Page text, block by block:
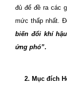
đủ để đề ra các
mức thấp nhất.
biến đổi khí
ứng phó”.
2. Mục đích